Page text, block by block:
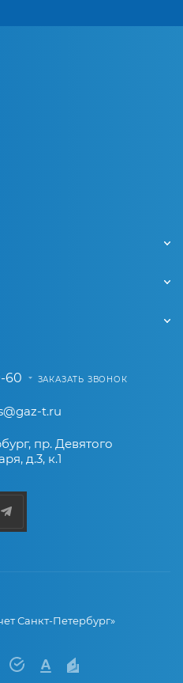
60 ЗАКАЗАТЬ ЗВОНОК
t.ru
, пр. Девятого
д.3, к.1
Санкт-Петербург»